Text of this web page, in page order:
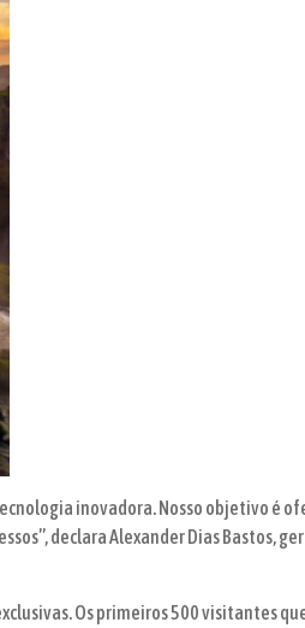
inovadora. Nosso objetivo é
declara Alexander Dias Bastos,
Os primeiros 500 visitantes